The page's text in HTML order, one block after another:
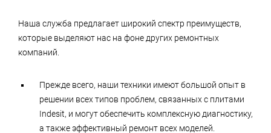
Наша служба предлагает широкий спектр преимуществ,
которые выделяют нас на фоне других ремонтных
компаний.
Прежде всего, наши техники имеют большой опыт в
решении всех типов проблем, связанных с плитами
Indesit, и могут обеспечить комплексную диагностику,
а также эффективный ремонт всех моделей.